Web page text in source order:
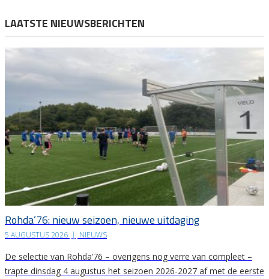
LAATSTE NIEUWSBERICHTEN
Rohda’76: nieuw seizoen, nieuwe uitdaging
5 AUGUSTUS 2026 | NIEUWS
De selectie van Rohda’76 – overigens nog verre van compleet –
trapte dinsdag 4 augustus het seizoen 2026-2027 af met de eerste